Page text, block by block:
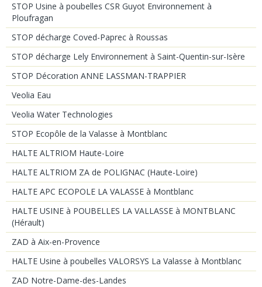
STOP Usine à poubelles CSR Guyot Environnement à
Ploufragan
STOP décharge Coved-Paprec à Roussas
STOP décharge Lely Environnement à Saint-Quentin-sur-Isère
STOP Décoration ANNE LASSMAN-TRAPPIER
Veolia Eau
Veolia Water Technologies
STOP Ecopôle de la Valasse à Montblanc
HALTE ALTRIOM Haute-Loire
HALTE ALTRIOM ZA de POLIGNAC (Haute-Loire)
HALTE APC ECOPOLE LA VALASSE à Montblanc
HALTE USINE à POUBELLES LA VALLASSE à MONTBLANC
(Hérault)
ZAD à Aix-en-Provence
HALTE Usine à poubelles VALORSYS La Valasse à Montblanc
ZAD Notre-Dame-des-Landes